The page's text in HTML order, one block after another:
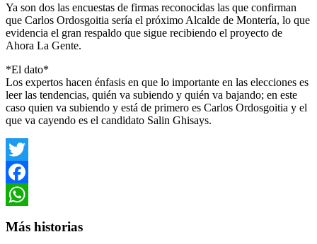
Ya son dos las encuestas de firmas reconocidas las que confirman
que Carlos Ordosgoitia sería el próximo Alcalde de Montería, lo que
evidencia el gran respaldo que sigue recibiendo el proyecto de
Ahora La Gente.
*El dato*
Los expertos hacen énfasis en que lo importante en las elecciones es
leer las tendencias, quién va subiendo y quién va bajando; en este
caso quien va subiendo y está de primero es Carlos Ordosgoitia y el
que va cayendo es el candidato Salin Ghisays.
Twitter
Facebook
Más historias